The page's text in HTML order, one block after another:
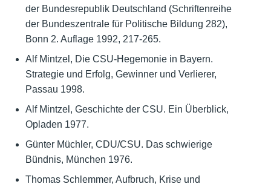
der Bundesrepublik Deutschland (Schriftenreihe
der Bundeszentrale für Politische Bildung 282),
Bonn 2. Auflage 1992, 217-265.
Alf Mintzel, Die CSU-Hegemonie in Bayern.
Strategie und Erfolg, Gewinner und Verlierer,
Passau 1998.
Alf Mintzel, Geschichte der CSU. Ein Überblick,
Opladen 1977.
Günter Müchler, CDU/CSU. Das schwierige
Bündnis, München 1976.
Thomas Schlemmer, Aufbruch, Krise und